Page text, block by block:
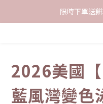
限時下單送
限時下單送
加入會
2026美國
藍風灣變色